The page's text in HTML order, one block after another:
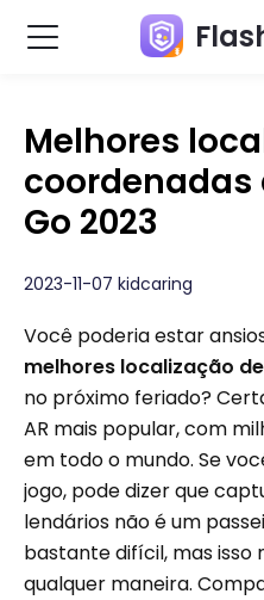
Melhores
coordenadas
Go 2023
2023-11-07 kidcaring
Você poderia estar
melhores localização
no próximo feriado?
AR mais popular, com
em todo o mundo. Se
jogo, pode dizer que
lendários não é um
bastante difícil, mas
qualquer maneira.